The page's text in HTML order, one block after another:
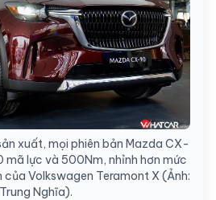
xuất, mọi phiên bản Mazda CX-
mã lực và 500Nm, nhỉnh hơn mức
Volkswagen Teramont X (Ảnh:
Trung Nghĩa).